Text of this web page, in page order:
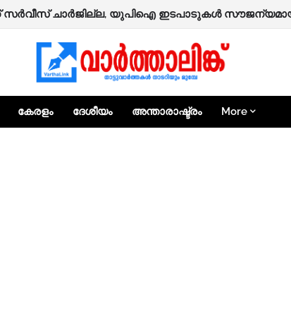
കേരളം ദേശീയം അന്താരാഷ്ട്രം More